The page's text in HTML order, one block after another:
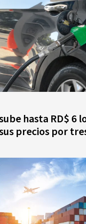
hasta RD$ 6
precios por